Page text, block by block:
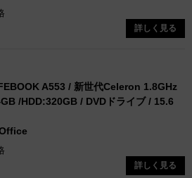
詳しく見る
A553 / 新世代Celeron 1.8GHz
/HDD:320GB / DVDドライブ / 15.6
詳しく見る